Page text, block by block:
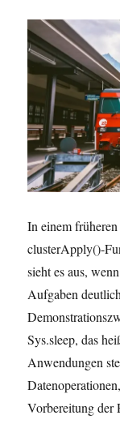
In einem
clusterApply()-
sieht es aus,
Aufgaben
Sys.sleep, das
Anwendungen
Vorbereitung